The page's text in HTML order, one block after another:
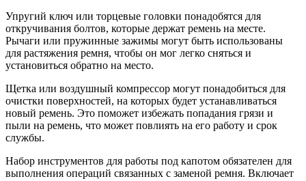
Упругий ключ или торцевые головки понадобятся для
откручивания болтов, которые держат ремень на месте.
Рычаги или пружинные зажимы могут быть использованы
для растяжения ремня, чтобы он мог легко сняться и
установиться обратно на место.
Щетка или воздушный компрессор могут понадобиться для
очистки поверхностей, на которых будет устанавливаться
новый ремень. Это поможет избежать попадания грязи и
пыли на ремень, что может повлиять на его работу и срок
службы.
Набор инструментов для работы под капотом обязателен для
выполнения операций связанных с заменой ремня. Включает